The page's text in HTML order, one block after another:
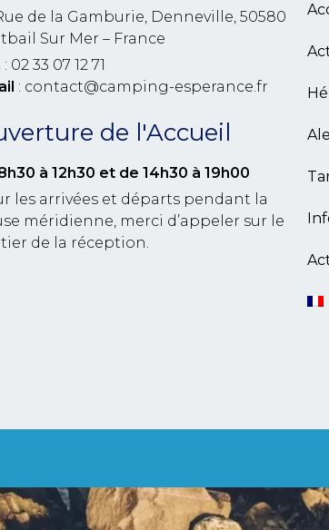
de la Gamburie, Denneville, 50580
Sur Mer – France
: 02 33 07 12 71
: contact@camping-esperance.fr
de l'Accueil
à 12h30 et de 14h30 à 19h00
les arrivées et départs pendant la
méridienne, merci d’appeler sur le
de la réception.